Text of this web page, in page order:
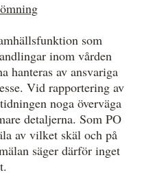
som
inom vården
hanteras av ansvariga
Vid rapportering av
noga överväga
detaljerna. Som PO
av vilket skäl och på
säger därför inget